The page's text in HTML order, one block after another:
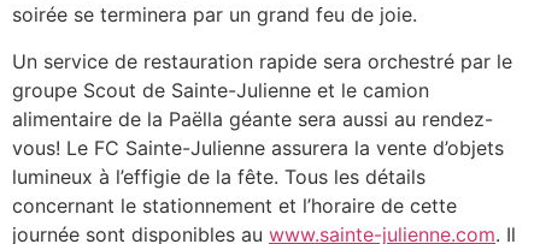
soirée se terminera par un grand feu de joie.
Un service de restauration rapide sera orchestré par le
groupe Scout de Sainte-Julienne et le camion
alimentaire de la Paëlla géante sera aussi au rendez-
vous! Le FC Sainte-Julienne assurera la vente d’objets
lumineux à l’effigie de la fête. Tous les détails
concernant le stationnement et l’horaire de cette
journée sont disponibles au www.sainte-julienne.com. Il